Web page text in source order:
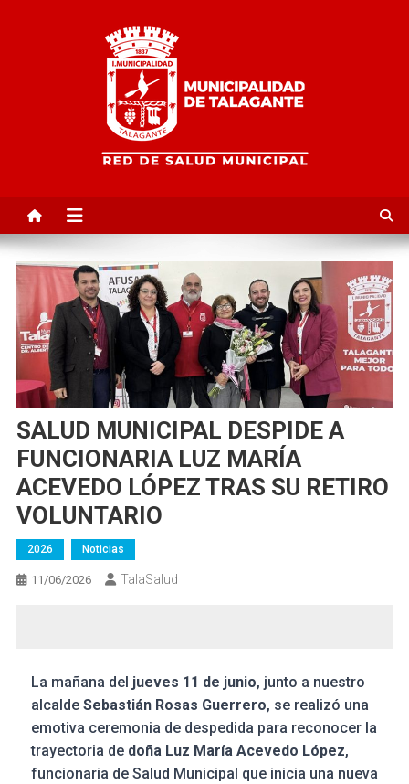
Red de Salud Municipal de
Talagante | TalaSalud
SALUD MUNICIPAL DESPIDE A
FUNCIONARIA LUZ MARÍA
ACEVEDO LÓPEZ TRAS SU RETIRO
VOLUNTARIO
2026 Noticias
11/06/2026 TalaSalud
La mañana del jueves 11 de junio, junto a nuestro
alcalde Sebastián Rosas Guerrero, se realizó una
emotiva ceremonia de despedida para reconocer la
trayectoria de doña Luz María Acevedo López,
funcionaria de Salud Municipal que inicia una nueva